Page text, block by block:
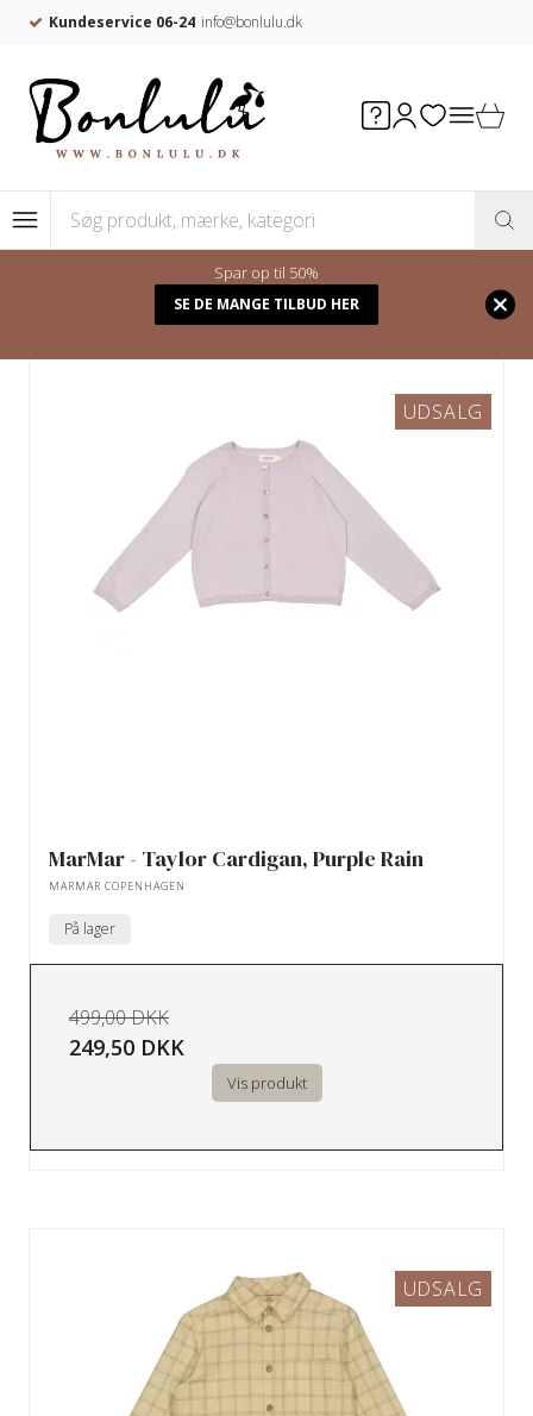
Kundeservice 06-24 info@bonlulu.dk
Spar op til 50%
SE DE MANGE TILBUD HER
/ OVERDELE
UDSALG
MarMar - Taylor Cardigan, Purple Rain
MARMAR COPENHAGEN
På lager
499,00 DKK
249,50 DKK
Vis produkt
UDSALG